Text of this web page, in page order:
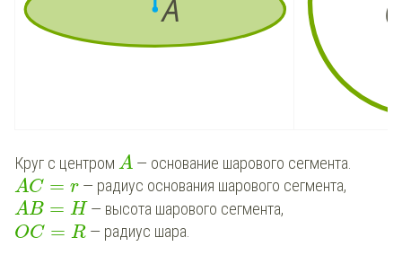
Круг с центром A — основание шарового сегмента.
AC = r — радиус основания шарового сегмента,
AB = H — высота шарового сегмента,
OC = R — радиус шара.